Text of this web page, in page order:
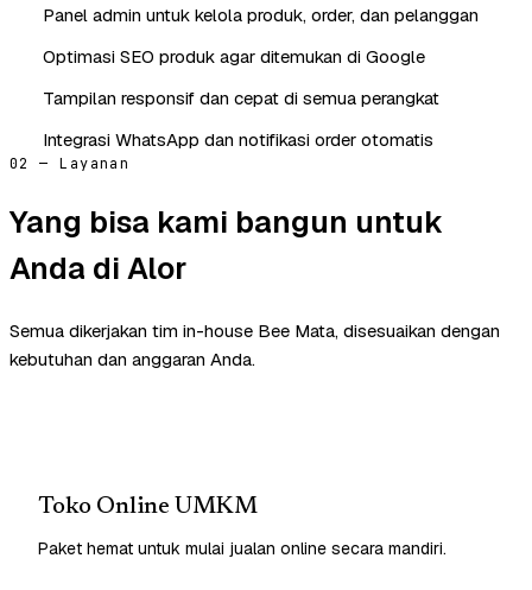
Panel admin untuk kelola produk, order, dan pelanggan
Optimasi SEO produk agar ditemukan di Google
Tampilan responsif dan cepat di semua perangkat
Integrasi WhatsApp dan notifikasi order otomatis
02 — Layanan
Yang bisa kami bangun untuk
Anda di Alor
Semua dikerjakan tim in-house Bee Mata, disesuaikan dengan
kebutuhan dan anggaran Anda.
Toko Online UMKM
Paket hemat untuk mulai jualan online secara mandiri.